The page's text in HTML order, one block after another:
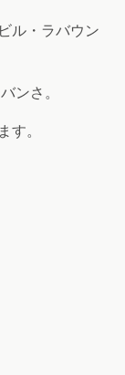
ル・ラバウン
ンさ。
す。